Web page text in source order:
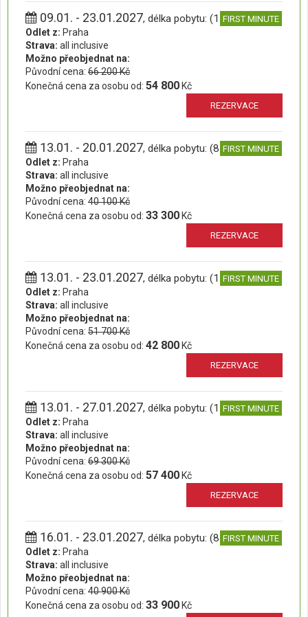
09.01. - 23.01.2027, délka pobytu: (15 dní)FIRST MINUTE
Odlet z: Praha
Strava: all inclusive
Možno přeobjednat na:
Původní cena: 66 200 Kč
Konečná cena za osobu od: 54 800 Kč
REZERVACE
13.01. - 20.01.2027, délka pobytu: (8 dní)FIRST MINUTE
Odlet z: Praha
Strava: all inclusive
Možno přeobjednat na:
Původní cena: 40 100 Kč
Konečná cena za osobu od: 33 300 Kč
REZERVACE
13.01. - 23.01.2027, délka pobytu: (11 dní)FIRST MINUTE
Odlet z: Praha
Strava: all inclusive
Možno přeobjednat na:
Původní cena: 51 700 Kč
Konečná cena za osobu od: 42 800 Kč
REZERVACE
13.01. - 27.01.2027, délka pobytu: (15 dní)FIRST MINUTE
Odlet z: Praha
Strava: all inclusive
Možno přeobjednat na:
Původní cena: 69 300 Kč
Konečná cena za osobu od: 57 400 Kč
REZERVACE
16.01. - 23.01.2027, délka pobytu: (8 dní)FIRST MINUTE
Odlet z: Praha
Strava: all inclusive
Možno přeobjednat na:
Původní cena: 40 900 Kč
Konečná cena za osobu od: 33 900 Kč